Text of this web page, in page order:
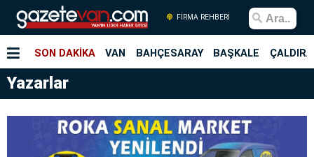
FİRMA REHBERİ
SON DAKİKA VAN BAHÇESARAY BAŞKALE
Yazarlar